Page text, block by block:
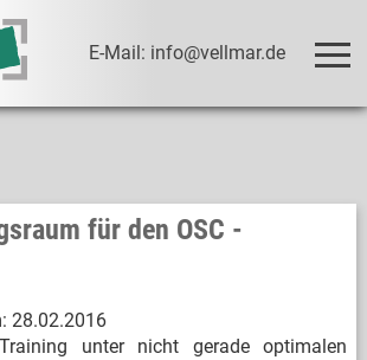
E-Mail: info@vellmar.de
für den OSC -
28.02.2016
unter nicht gerade optimalen